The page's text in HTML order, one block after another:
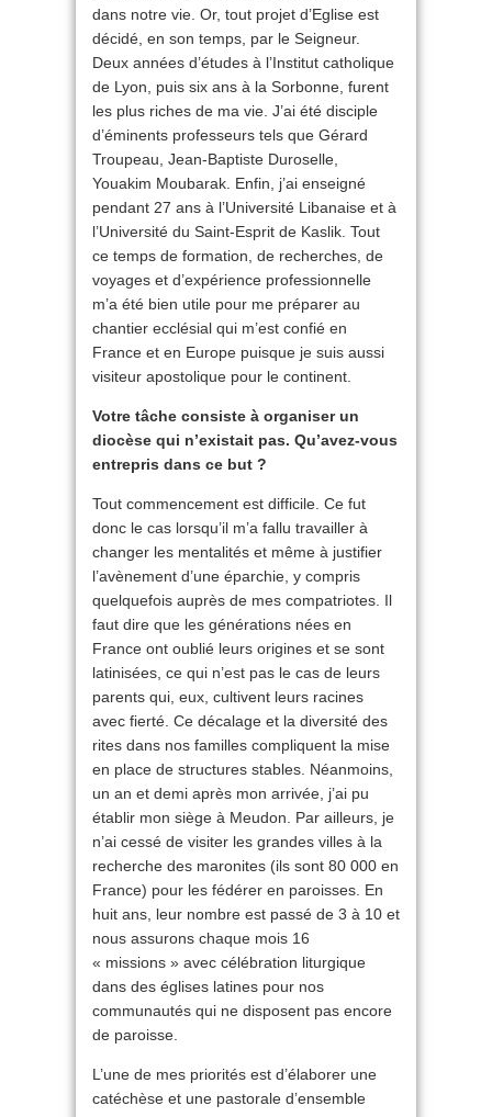
dans notre vie. Or, tout projet d’Eglise est
décidé, en son temps, par le Seigneur.
Deux années d’études à l’Institut catholique
de Lyon, puis six ans à la Sorbonne, furent
les plus riches de ma vie. J’ai été disciple
d’éminents professeurs tels que Gérard
Troupeau, Jean-Baptiste Duroselle,
Youakim Moubarak. Enfin, j’ai enseigné
pendant 27 ans à l’Université Libanaise et à
l’Université du Saint-Esprit de Kaslik. Tout
ce temps de formation, de recherches, de
voyages et d’expérience professionnelle
m’a été bien utile pour me préparer au
chantier ecclésial qui m’est confié en
France et en Europe puisque je suis aussi
visiteur apostolique pour le continent.
Votre tâche consiste à organiser un
diocèse qui n’existait pas. Qu’avez-vous
entrepris dans ce but ?
Tout commencement est difficile. Ce fut
donc le cas lorsqu’il m’a fallu travailler à
changer les mentalités et même à justifier
l’avènement d’une éparchie, y compris
quelquefois auprès de mes compatriotes. Il
faut dire que les générations nées en
France ont oublié leurs origines et se sont
latinisées, ce qui n’est pas le cas de leurs
parents qui, eux, cultivent leurs racines
avec fierté. Ce décalage et la diversité des
rites dans nos familles compliquent la mise
en place de structures stables. Néanmoins,
un an et demi après mon arrivée, j’ai pu
établir mon siège à Meudon. Par ailleurs, je
n’ai cessé de visiter les grandes villes à la
recherche des maronites (ils sont 80 000 en
France) pour les fédérer en paroisses. En
huit ans, leur nombre est passé de 3 à 10 et
nous assurons chaque mois 16
« missions » avec célébration liturgique
dans des églises latines pour nos
communautés qui ne disposent pas encore
de paroisse.
L’une de mes priorités est d’élaborer une
catéchèse et une pastorale d’ensemble